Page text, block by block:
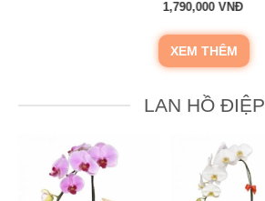
XEM THÊM
LAN HỒ ĐIỆP